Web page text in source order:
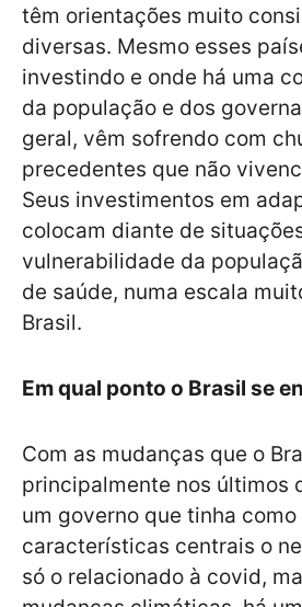
têm orientações muito
diversas. Mesmo esses
investindo e onde há uma
da população e dos
geral, vêm sofrendo com
precedentes que não
Seus investimentos em
colocam diante de
vulnerabilidade da
de saúde, numa escala
Brasil.
Em qual ponto o Brasil se
Com as mudanças que o
principalmente nos últimos
um governo que tinha como
características centrais o
só o relacionado à covid,